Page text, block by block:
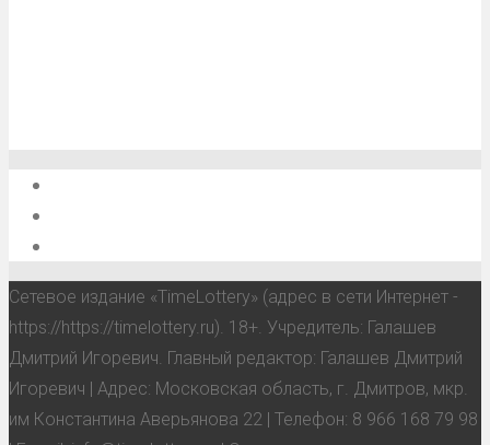
Сетевое издание «TimeLottery» (адрес в сети Интернет -
https://https://timelottery.ru). 18+. Учредитель: Галашев
Дмитрий Игоревич. Главный редактор: Галашев Дмитрий
Игоревич | Адрес: Московская область, г. Дмитров, мкр.
им Константина Аверьянова 22 | Телефон: 8 966 168 79 98